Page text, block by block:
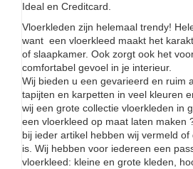
Ideal en Creditcard.
Vloerkleden zijn helemaal trendy!
want een vloerkleed maakt het
of slaapkamer. Ook zorgt ook het
comfortabel gevoel in je interieur.
Wij bieden u een gevarieerd en ruim
tapijten en karpetten in veel kleuren
wij een grote collectie vloerkleden in
een vloerkleed op maat laten maken
bij ieder artikel hebben wij vermeld
is. Wij hebben voor iedereen een
vloerkleed: kleine en grote kleden,